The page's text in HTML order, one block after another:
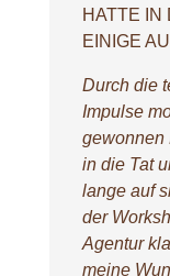
HATTE IN
EINIGE
Durch die
Impulse
gewonnen
in die Tat
lange auf
der
Agentur
meine